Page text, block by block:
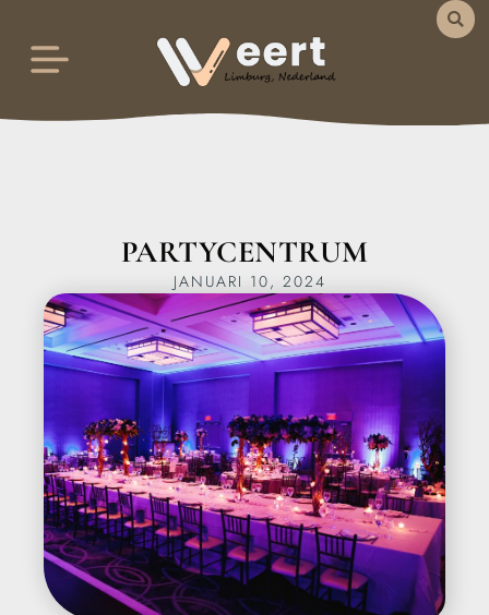
PARTYCENTRUM
JANUARI 10, 2024